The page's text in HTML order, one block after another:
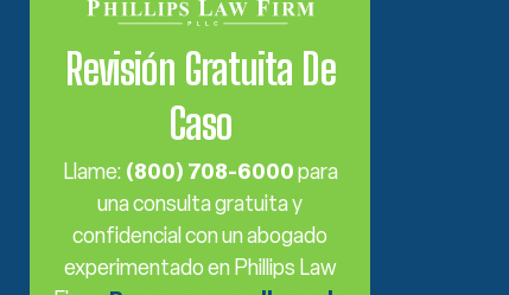
Revisión Gratuita De
Caso
Llame: (800) 708-6000para
una consulta gratuita y
confidencial con un abogado
experimentado en Phillips Law